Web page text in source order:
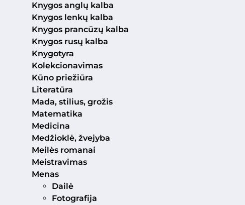
Knygos anglų kalba
Knygos lenkų kalba
Knygos prancūzų kalba
Knygos rusų kalba
Knygotyra
Kolekcionavimas
Kūno priežiūra
Literatūra
Mada, stilius, grožis
Matematika
Medicina
Medžioklė, žvejyba
Meilės romanai
Meistravimas
Menas
Dailė
Fotografija